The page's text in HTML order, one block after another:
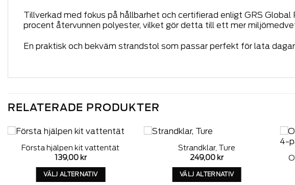
Tillverkad med fokus på hållbarhet och certifierad enligt GRS
procent återvunnen polyester, vilket gör detta till ett mer
En praktisk och bekväm strandstol som passar perfekt för lata
RELATERADE PRODUKTER
Första hjälpen kit vattentät
139,00 kr
VÄLJ ALTERNATIV
Strandklar, Ture
249,00 kr
VÄLJ ALTERNATIV